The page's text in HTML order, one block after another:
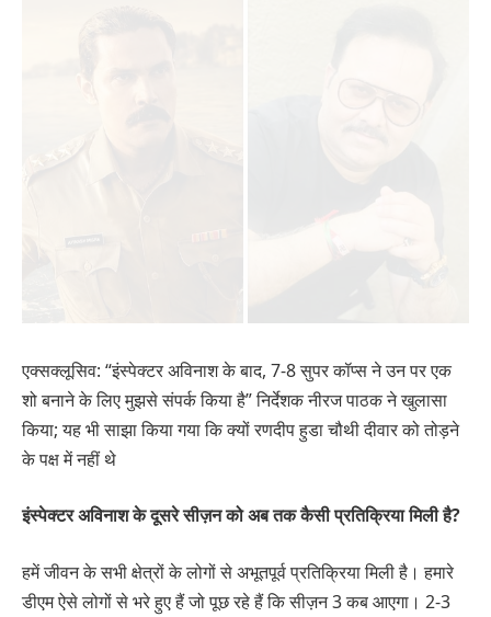
एक्सक्लूसिव: “इंस्पेक्टर अविनाश के बाद, 7-8 सुपर कॉप्स ने उन पर एक
शो बनाने के लिए मुझसे संपर्क किया है” निर्देशक नीरज पाठक ने खुलासा
किया; यह भी साझा किया गया कि क्यों रणदीप हुडा चौथी दीवार को तोड़ने
के पक्ष में नहीं थे
इंस्पेक्टर अविनाश के दूसरे सीज़न को अब तक कैसी प्रतिक्रिया मिली है?
हमें जीवन के सभी क्षेत्रों के लोगों से अभूतपूर्व प्रतिक्रिया मिली है। हमारे
डीएम ऐसे लोगों से भरे हुए हैं जो पूछ रहे हैं कि सीज़न 3 कब आएगा। 2-3